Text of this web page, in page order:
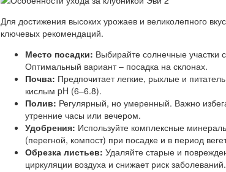
Для достижения высоких урожаев и великолепного
ключевых рекомендаций.
Место посадки: Выбирайте солнечные
Оптимальный вариант – посадка на склонах.
Почва: Предпочитает легкие, рыхлые и
кислым pH (6–6.8).
Полив: Регулярный, но умеренный. Важно
утренние часы или вечером.
Удобрения: Используйте комплексные
(перегной, компост) при посадке и в период
Обрезка листьев: Удаляйте старые и
циркуляции воздуха и снижает риск заболеваний.